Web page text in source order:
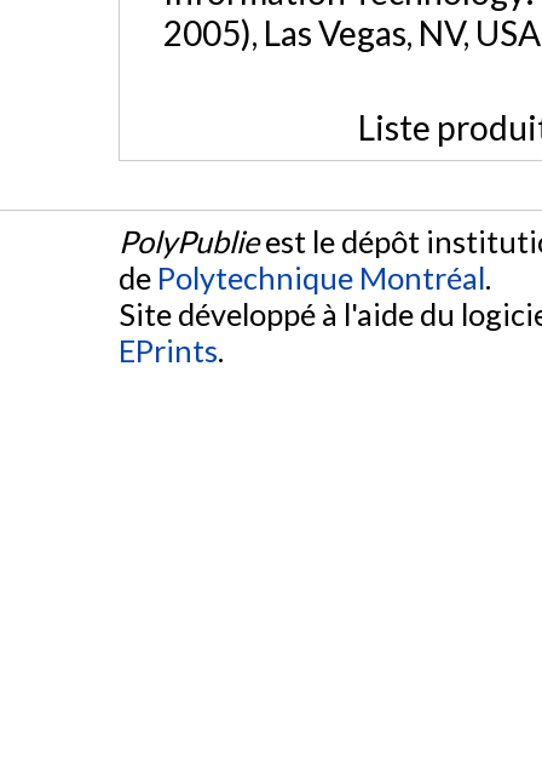
2005), Las Vegas, NV,
Liste
PolyPublieest le dépôt
de Polytechnique Montréal.
Site développé à l'aide du
EPrints.